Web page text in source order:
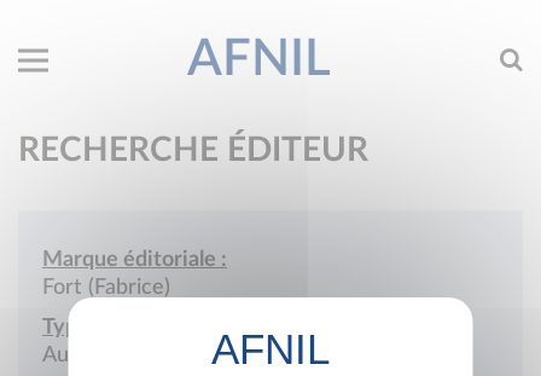
AFNIL
RECHERCHE ÉDITEUR
Marque éditoriale :
Fort (Fabrice)
Type de société :
Auto-édition